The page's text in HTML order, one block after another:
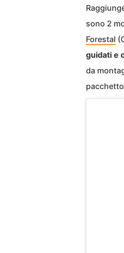
sono 2
Forestal
guidati e
da